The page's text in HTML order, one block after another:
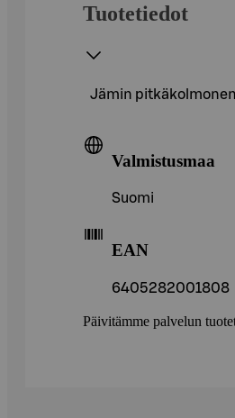
Tuotetiedot
Jämin
Valmistusmaa
Suomi
EAN
6405282001808
Päivitämme palvelun